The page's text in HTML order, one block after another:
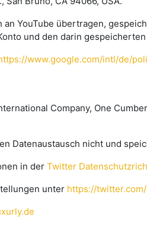
YouTube übertragen,
und den darin
www.google.com/intl/de/
Company, One
Datenaustausch nicht und
in der Twitter
unter https://